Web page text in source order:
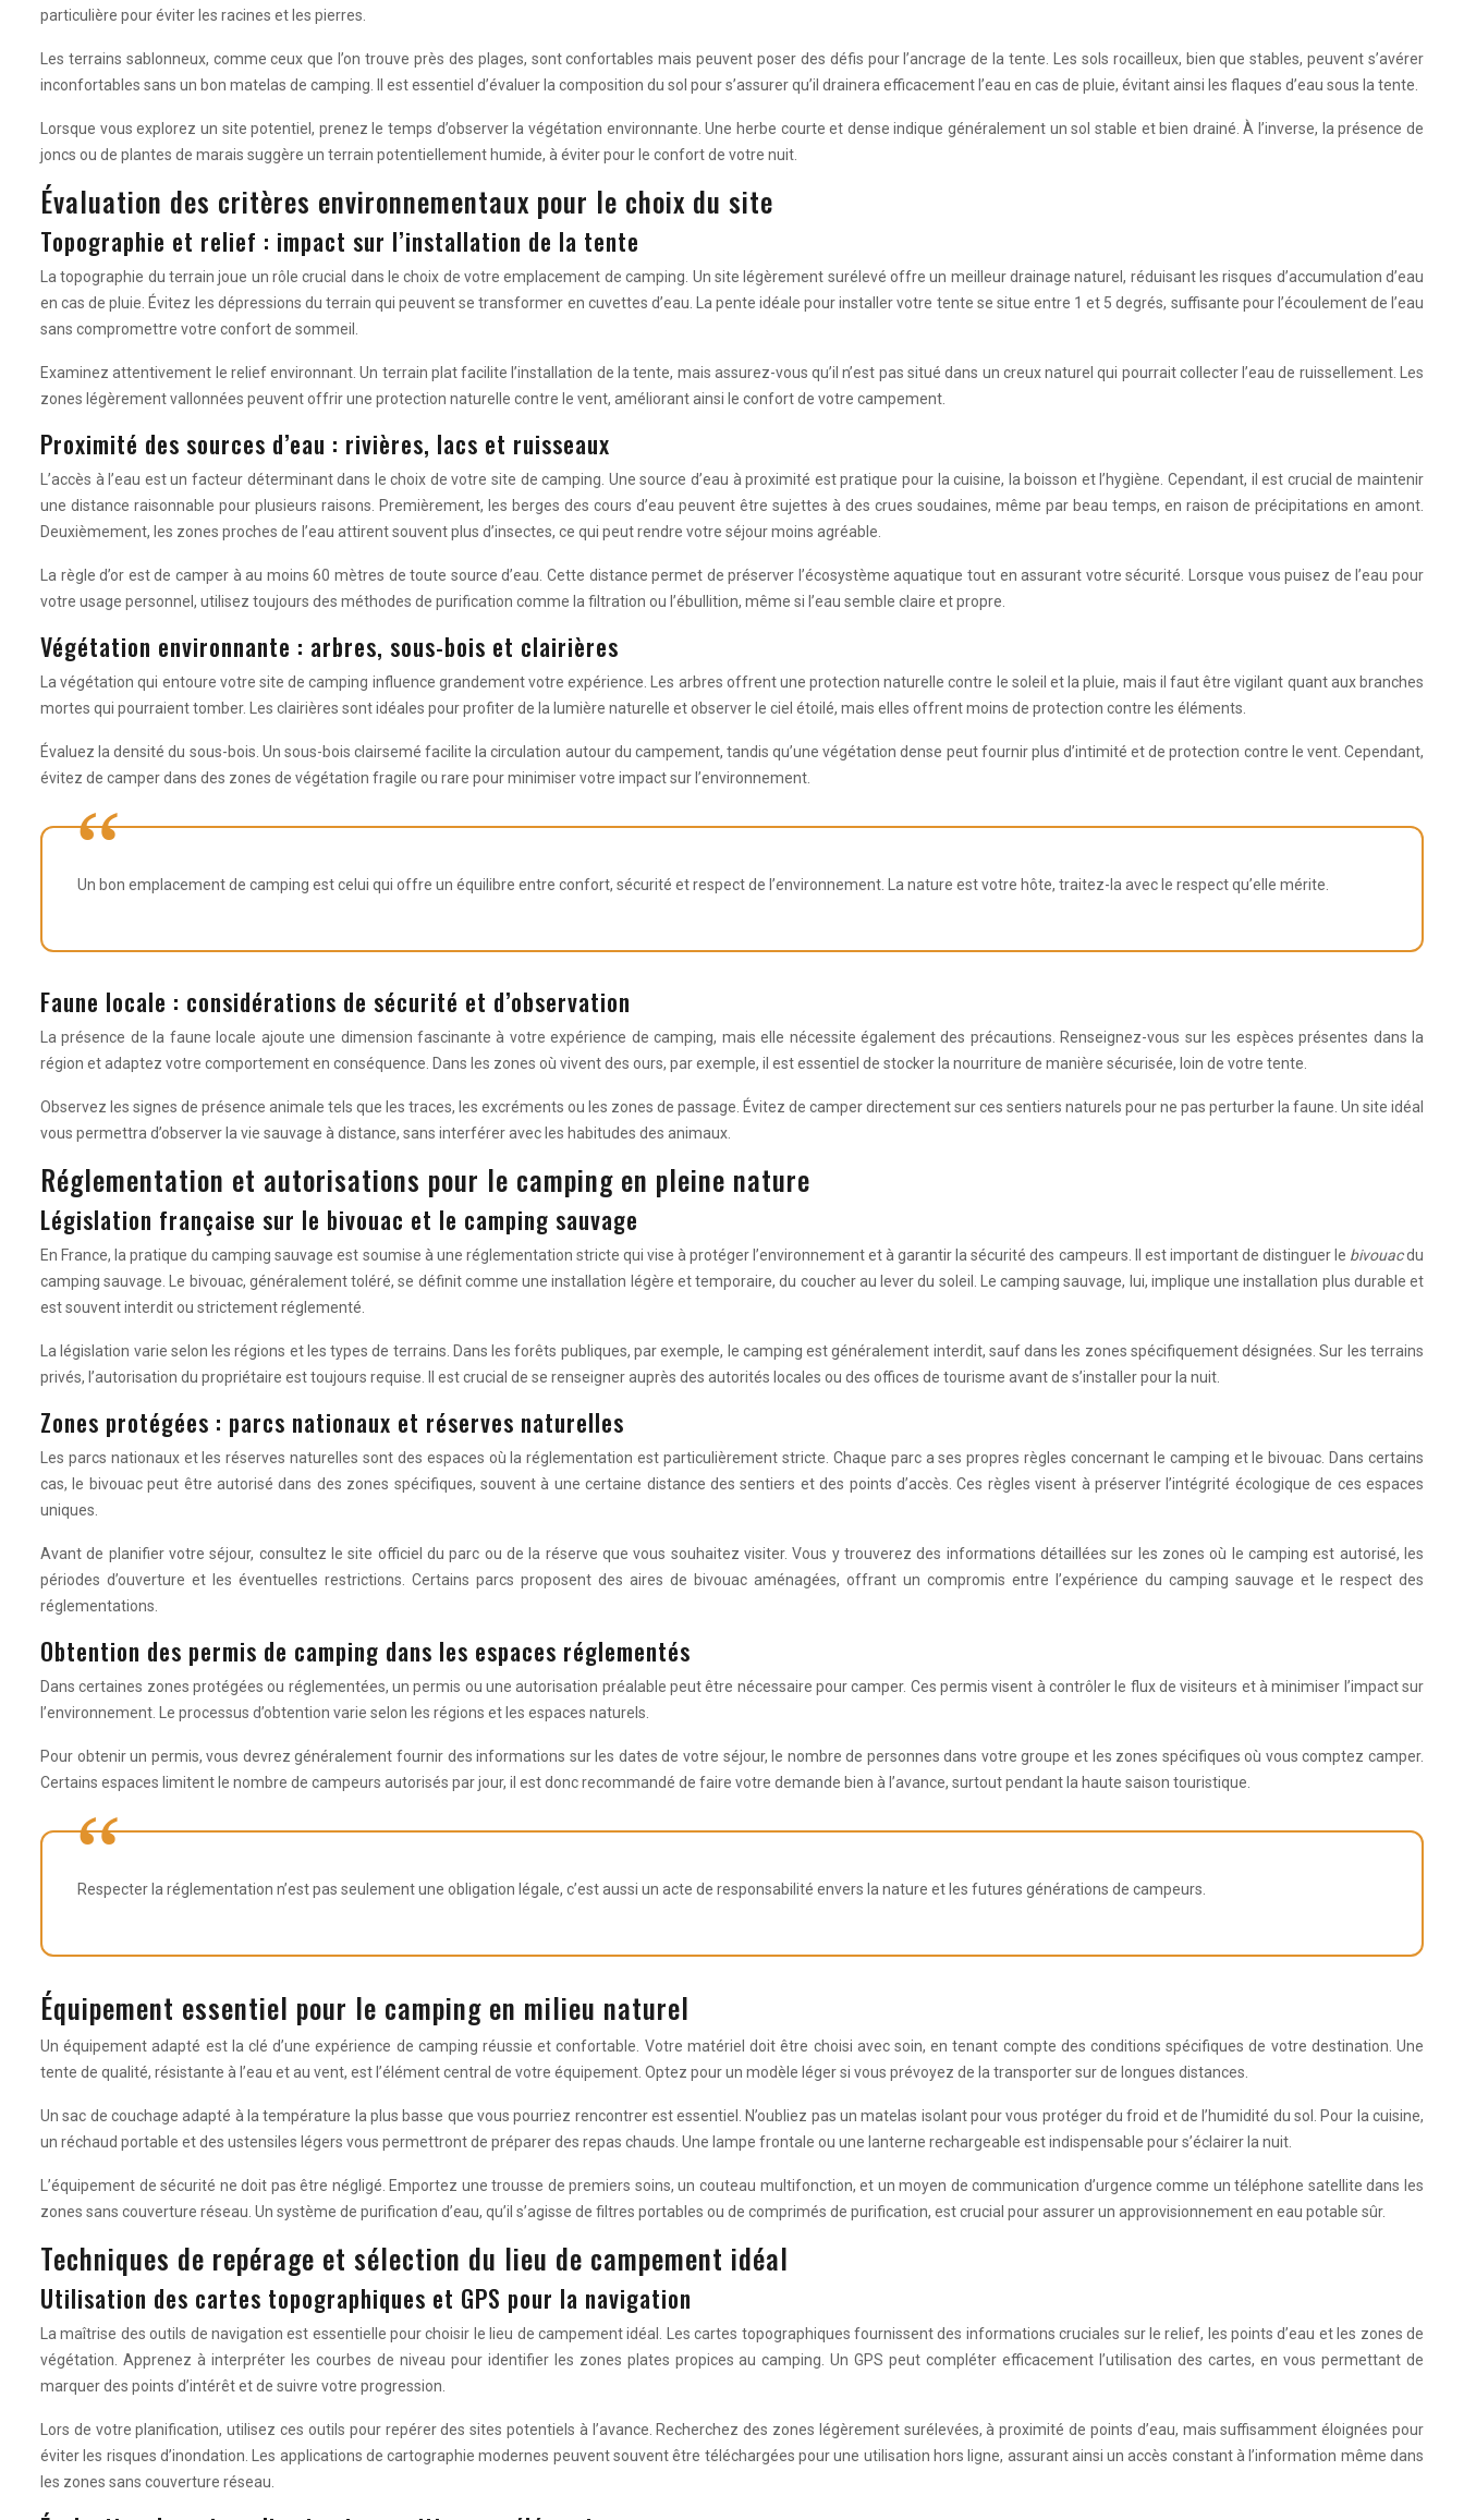
particulière pour éviter les racines et les pierres.
Les terrains sablonneux, comme ceux que l’on trouve près des plages, sont confortables mais peuvent poser des défis pour l’ancrage de la tente. Les sols rocailleux, bien que stables, peuvent s’avérer
inconfortables sans un bon matelas de camping. Il est essentiel d’évaluer la composition du sol pour s’assurer qu’il drainera efficacement l’eau en cas de pluie, évitant ainsi les flaques d’eau sous la tente.
Lorsque vous explorez un site potentiel, prenez le temps d’observer la végétation environnante. Une herbe courte et dense indique généralement un sol stable et bien drainé. À l’inverse, la présence de
joncs ou de plantes de marais suggère un terrain potentiellement humide, à éviter pour le confort de votre nuit.
Évaluation des critères environnementaux pour le choix du site
Topographie et relief : impact sur l’installation de la tente
La topographie du terrain joue un rôle crucial dans le choix de votre emplacement de camping. Un site légèrement surélevé offre un meilleur drainage naturel, réduisant les risques d’accumulation d’eau
en cas de pluie. Évitez les dépressions du terrain qui peuvent se transformer en cuvettes d’eau. La pente idéale pour installer votre tente se situe entre 1 et 5 degrés, suffisante pour l’écoulement de l’eau
sans compromettre votre confort de sommeil.
Examinez attentivement le relief environnant. Un terrain plat facilite l’installation de la tente, mais assurez-vous qu’il n’est pas situé dans un creux naturel qui pourrait collecter l’eau de ruissellement. Les
zones légèrement vallonnées peuvent offrir une protection naturelle contre le vent, améliorant ainsi le confort de votre campement.
Proximité des sources d’eau : rivières, lacs et ruisseaux
L’accès à l’eau est un facteur déterminant dans le choix de votre site de camping. Une source d’eau à proximité est pratique pour la cuisine, la boisson et l’hygiène. Cependant, il est crucial de maintenir
une distance raisonnable pour plusieurs raisons. Premièrement, les berges des cours d’eau peuvent être sujettes à des crues soudaines, même par beau temps, en raison de précipitations en amont.
Deuxièmement, les zones proches de l’eau attirent souvent plus d’insectes, ce qui peut rendre votre séjour moins agréable.
La règle d’or est de camper à au moins 60 mètres de toute source d’eau. Cette distance permet de préserver l’écosystème aquatique tout en assurant votre sécurité. Lorsque vous puisez de l’eau pour
votre usage personnel, utilisez toujours des méthodes de purification comme la filtration ou l’ébullition, même si l’eau semble claire et propre.
Végétation environnante : arbres, sous-bois et clairières
La végétation qui entoure votre site de camping influence grandement votre expérience. Les arbres offrent une protection naturelle contre le soleil et la pluie, mais il faut être vigilant quant aux branches
mortes qui pourraient tomber. Les clairières sont idéales pour profiter de la lumière naturelle et observer le ciel étoilé, mais elles offrent moins de protection contre les éléments.
Évaluez la densité du sous-bois. Un sous-bois clairsemé facilite la circulation autour du campement, tandis qu’une végétation dense peut fournir plus d’intimité et de protection contre le vent. Cependant,
évitez de camper dans des zones de végétation fragile ou rare pour minimiser votre impact sur l’environnement.
Un bon emplacement de camping est celui qui offre un équilibre entre confort, sécurité et respect de l’environnement. La nature est votre hôte, traitez-la avec le respect qu’elle mérite.
Faune locale : considérations de sécurité et d’observation
La présence de la faune locale ajoute une dimension fascinante à votre expérience de camping, mais elle nécessite également des précautions. Renseignez-vous sur les espèces présentes dans la
région et adaptez votre comportement en conséquence. Dans les zones où vivent des ours, par exemple, il est essentiel de stocker la nourriture de manière sécurisée, loin de votre tente.
Observez les signes de présence animale tels que les traces, les excréments ou les zones de passage. Évitez de camper directement sur ces sentiers naturels pour ne pas perturber la faune. Un site idéal
vous permettra d’observer la vie sauvage à distance, sans interférer avec les habitudes des animaux.
Réglementation et autorisations pour le camping en pleine nature
Législation française sur le bivouac et le camping sauvage
En France, la pratique du camping sauvage est soumise à une réglementation stricte qui vise à protéger l’environnement et à garantir la sécurité des campeurs. Il est important de distinguer le bivouacdu
camping sauvage. Le bivouac, généralement toléré, se définit comme une installation légère et temporaire, du coucher au lever du soleil. Le camping sauvage, lui, implique une installation plus durable et
est souvent interdit ou strictement réglementé.
La législation varie selon les régions et les types de terrains. Dans les forêts publiques, par exemple, le camping est généralement interdit, sauf dans les zones spécifiquement désignées. Sur les terrains
privés, l’autorisation du propriétaire est toujours requise. Il est crucial de se renseigner auprès des autorités locales ou des offices de tourisme avant de s’installer pour la nuit.
Zones protégées : parcs nationaux et réserves naturelles
Les parcs nationaux et les réserves naturelles sont des espaces où la réglementation est particulièrement stricte. Chaque parc a ses propres règles concernant le camping et le bivouac. Dans certains
cas, le bivouac peut être autorisé dans des zones spécifiques, souvent à une certaine distance des sentiers et des points d’accès. Ces règles visent à préserver l’intégrité écologique de ces espaces
uniques.
Avant de planifier votre séjour, consultez le site officiel du parc ou de la réserve que vous souhaitez visiter. Vous y trouverez des informations détaillées sur les zones où le camping est autorisé, les
périodes d’ouverture et les éventuelles restrictions. Certains parcs proposent des aires de bivouac aménagées, offrant un compromis entre l’expérience du camping sauvage et le respect des
réglementations.
Obtention des permis de camping dans les espaces réglementés
Dans certaines zones protégées ou réglementées, un permis ou une autorisation préalable peut être nécessaire pour camper. Ces permis visent à contrôler le flux de visiteurs et à minimiser l’impact sur
l’environnement. Le processus d’obtention varie selon les régions et les espaces naturels.
Pour obtenir un permis, vous devrez généralement fournir des informations sur les dates de votre séjour, le nombre de personnes dans votre groupe et les zones spécifiques où vous comptez camper.
Certains espaces limitent le nombre de campeurs autorisés par jour, il est donc recommandé de faire votre demande bien à l’avance, surtout pendant la haute saison touristique.
Respecter la réglementation n’est pas seulement une obligation légale, c’est aussi un acte de responsabilité envers la nature et les futures générations de campeurs.
Équipement essentiel pour le camping en milieu naturel
Un équipement adapté est la clé d’une expérience de camping réussie et confortable. Votre matériel doit être choisi avec soin, en tenant compte des conditions spécifiques de votre destination. Une
tente de qualité, résistante à l’eau et au vent, est l’élément central de votre équipement. Optez pour un modèle léger si vous prévoyez de la transporter sur de longues distances.
Un sac de couchage adapté à la température la plus basse que vous pourriez rencontrer est essentiel. N’oubliez pas un matelas isolant pour vous protéger du froid et de l’humidité du sol. Pour la cuisine,
un réchaud portable et des ustensiles légers vous permettront de préparer des repas chauds. Une lampe frontale ou une lanterne rechargeable est indispensable pour s’éclairer la nuit.
L’équipement de sécurité ne doit pas être négligé. Emportez une trousse de premiers soins, un couteau multifonction, et un moyen de communication d’urgence comme un téléphone satellite dans les
zones sans couverture réseau. Un système de purification d’eau, qu’il s’agisse de filtres portables ou de comprimés de purification, est crucial pour assurer un approvisionnement en eau potable sûr.
Techniques de repérage et sélection du lieu de campement idéal
Utilisation des cartes topographiques et GPS pour la navigation
La maîtrise des outils de navigation est essentielle pour choisir le lieu de campement idéal. Les cartes topographiques fournissent des informations cruciales sur le relief, les points d’eau et les zones de
végétation. Apprenez à interpréter les courbes de niveau pour identifier les zones plates propices au camping. Un GPS peut compléter efficacement l’utilisation des cartes, en vous permettant de
marquer des points d’intérêt et de suivre votre progression.
Lors de votre planification, utilisez ces outils pour repérer des sites potentiels à l’avance. Recherchez des zones légèrement surélevées, à proximité de points d’eau, mais suffisamment éloignées pour
éviter les risques d’inondation. Les applications de cartographie modernes peuvent souvent être téléchargées pour une utilisation hors ligne, assurant ainsi un accès constant à l’information même dans
les zones sans couverture réseau.